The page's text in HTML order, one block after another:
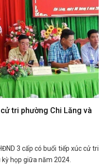
tri phường Chi Lăng và
3 cấp có buổi tiếp xúc cử tri
họp giữa năm 2024.